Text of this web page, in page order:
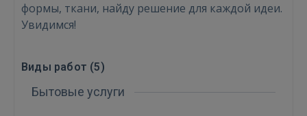
формы, ткани, найду решение для каждой идеи.
Увидимся!
Виды работ (5)
Бытовые услуги